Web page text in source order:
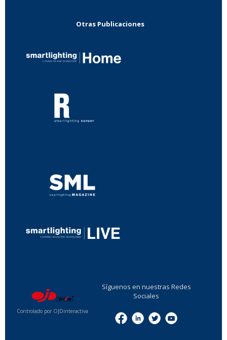
Otras Publicaciones
Controlado por OJDinteractiva
Síguenos en nuestras Redes
Sociales